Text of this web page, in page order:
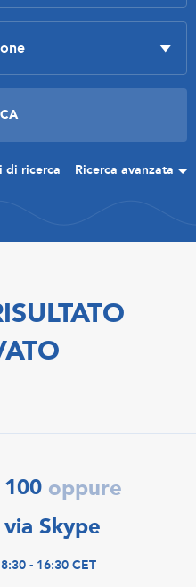
di ricerca Ricerca avanzata
oppure
Skype
- 16:30 CET